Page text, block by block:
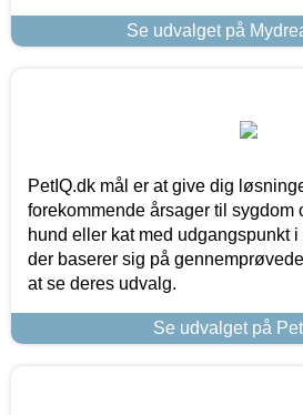
Se udvalget på
PetIQ.dk mål er at give dig
forekommende årsager til sygdom
hund eller kat med udgangspunkt
der baserer sig på
at se deres udvalg.
Se udvalget på